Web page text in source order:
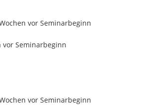
vor Seminarbeginn
vor Seminarbeginn
vor Seminarbeginn